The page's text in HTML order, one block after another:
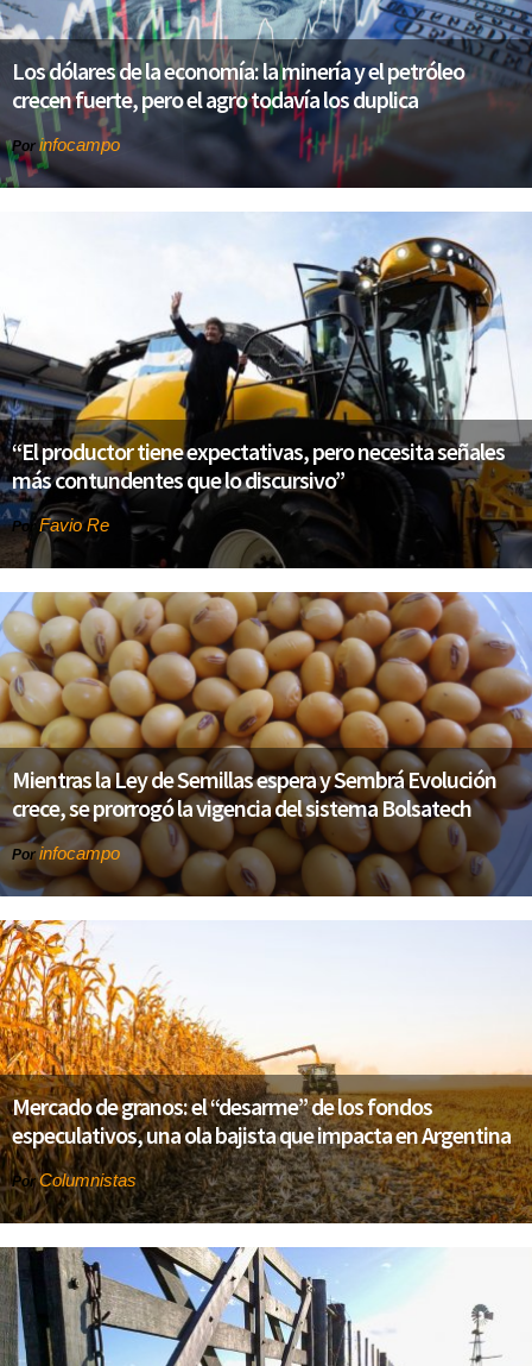
Los dólares de la economía: la minería y el petróleo
crecen fuerte, pero el agro todavía los duplica
Por infocampo
“El productor tiene expectativas, pero necesita señales
más contundentes que lo discursivo”
Por Favio Re
Mientras la Ley de Semillas espera y Sembrá Evolución
crece, se prorrogó la vigencia del sistema Bolsatech
Por infocampo
Mercado de granos: el “desarme” de los fondos
especulativos, una ola bajista que impacta en Argentina
PorColumnistas